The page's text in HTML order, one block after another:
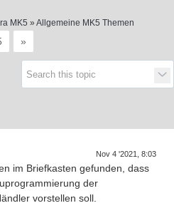
MK5 » Allgemeine MK5 Themen
»
Nov 4 '2021, 8:03
im Briefkasten gefunden, dass
der
vorstellen soll.